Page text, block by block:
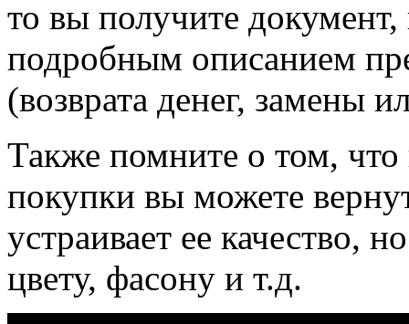
то вы получите документ,
подробным описанием
(возврата денег, замены
Также помните о том, что
покупки вы можете
устраивает ее качество,
цвету, фасону и т.д.